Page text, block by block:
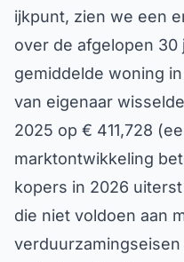
ijkpunt, zien we een
over de afgelopen 30
gemiddelde woning
van eigenaar
2025 op € 411,728
marktontwikkeling
kopers in 2026
die niet voldoen aan